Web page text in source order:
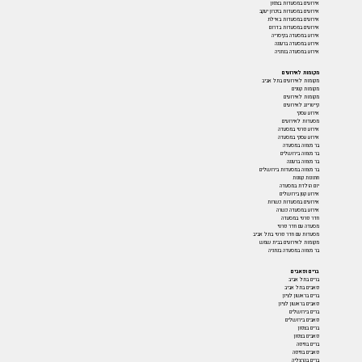
אירועים במסעדות בצפון
אירועים במסעדות בזכרון יעקב
אירועים במסעדות באילת
אירועים במסעדות בדרום
אירוע במסעדה בקיסריה
אירוע במסעדה ברעננה
אירוע במסעדה בנתניה
מקומות לאירועים
מקומות לאירועים בתל אביב
מקומות קטנים
מקומות לאירועים
קייטרינג לאירועים
אירוע עסקי
מסעדות לאירועים
אירוע פרטי במסעדה
אירוע עסקי במסעדה
בר מצווה במסעדה
בר מצווה בירושלים
בר מצווה ברעננה
בר מצווה במסעדות בירושלים
חתונות קטנות
יום הולדת במסעדה
אירוע קטן בירושלים
אירועים במסעדות כשרות
אירוע במסעדה כשרה
חדר פרטי במסעדה
מסעדה עם חדר פרטי
מסעדות עם חדר פרטי בתל אביב
מקומות לאירועים בבית שמש
בר מצווה במסעדה בנתניה
ברים ופאבים
ברים בתל אביב
פאבים בתל אביב
ברים בראשון לציון
פאבים בראשון לציון
ברים בירושלים
פאבים בירושלים
ברים בצפון
פאבים בצפון
ברים בחיפה
פאבים בחיפה